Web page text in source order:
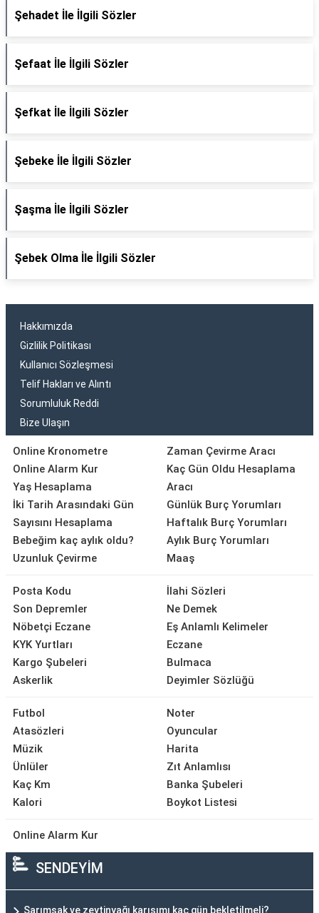
Şehadet İle İlgili Sözler
Şefaat İle İlgili Sözler
Şefkat İle İlgili Sözler
Şebeke İle İlgili Sözler
Şaşma İle İlgili Sözler
Şebek Olma İle İlgili Sözler
Hakkımızda
Gizlilik Politikası
Kullanıcı Sözleşmesi
Telif Hakları ve Alıntı
Sorumluluk Reddi
Bize Ulaşın
Online Kronometre
Online Alarm Kur
Yaş Hesaplama
İki Tarih Arasındaki Gün
Sayısını Hesaplama
Bebeğim kaç aylık oldu?
Uzunluk Çevirme
Zaman Çevirme Aracı
Kaç Gün Oldu Hesaplama
Aracı
Günlük Burç Yorumları
Haftalık Burç Yorumları
Aylık Burç Yorumları
Maaş
Posta Kodu
Son Depremler
Nöbetçi Eczane
KYK Yurtları
Kargo Şubeleri
Askerlik
İlahi Sözleri
Ne Demek
Eş Anlamlı Kelimeler
Eczane
Bulmaca
Deyimler Sözlüğü
Futbol
Atasözleri
Müzik
Ünlüler
Kaç Km
Kalori
Noter
Oyuncular
Harita
Zıt Anlamlısı
Banka Şubeleri
Boykot Listesi
Online Alarm Kur
SENDEYİM
Sarımsak ve zeytinyağı karışımı kaç gün bekletilmeli?